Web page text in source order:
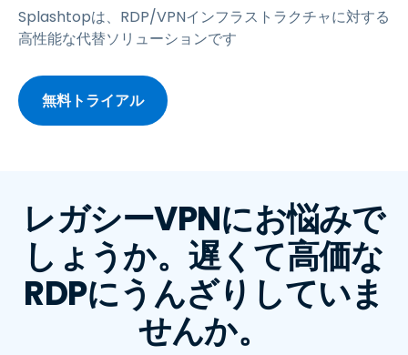
Splashtopは、RDP/VPNインフラストラクチャに対する
高性能な代替ソリューションです
無料トライアル
レガシーVPNにお悩みで
しょうか。遅くて高価な
RDPにうんざりしていま
せんか。